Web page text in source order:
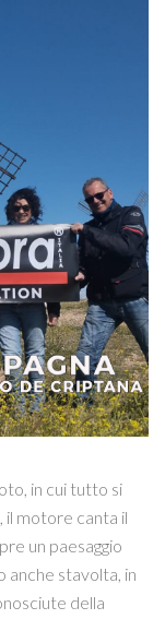
in cui tutto si
motore canta il
un paesaggio
anche stavolta, in
della